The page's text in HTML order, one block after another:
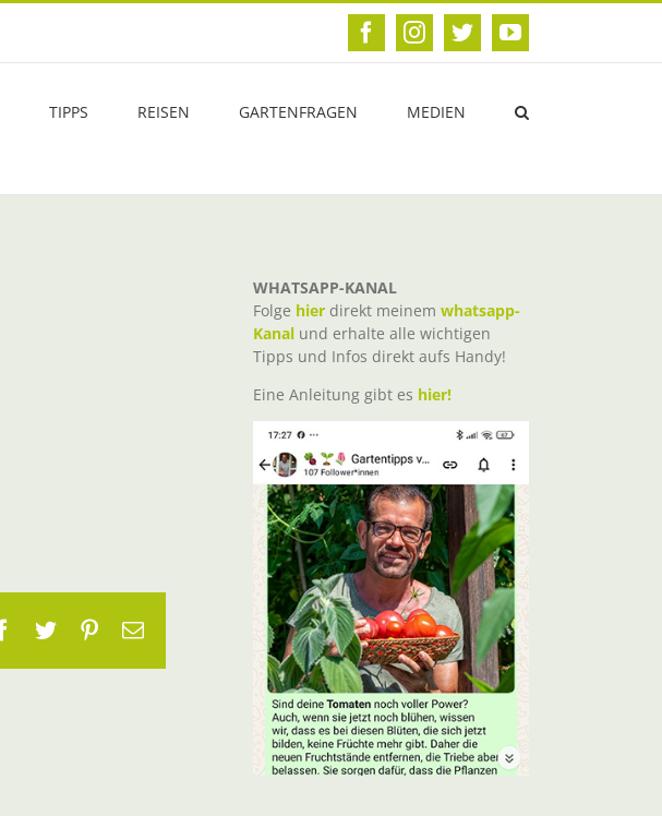
FacebookInstagram
TwitterYouTube
TIPPS REISEN GARTENFRAGEN MEDIEN
Facebook
TwitterPinterest
E-
WHATSAPP-KANAL
Folge hier direkt meinem whatsapp-
Kanal und erhalte alle wichtigen
Tipps und Infos direkt aufs Handy!
Eine Anleitung gibt es hier!